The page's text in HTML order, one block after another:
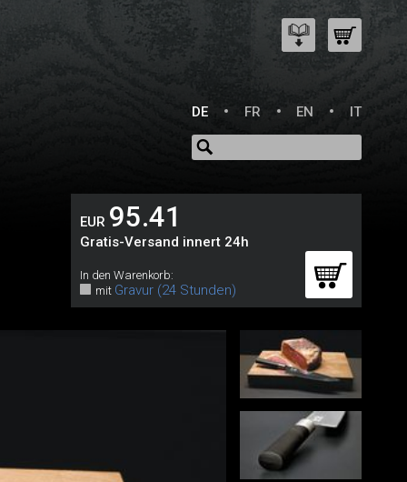
DE
FR EN IT
EUR 95.41
Gratis-Versand innert 24h
In den Warenkorb:
mit Gravur (24 Stunden)